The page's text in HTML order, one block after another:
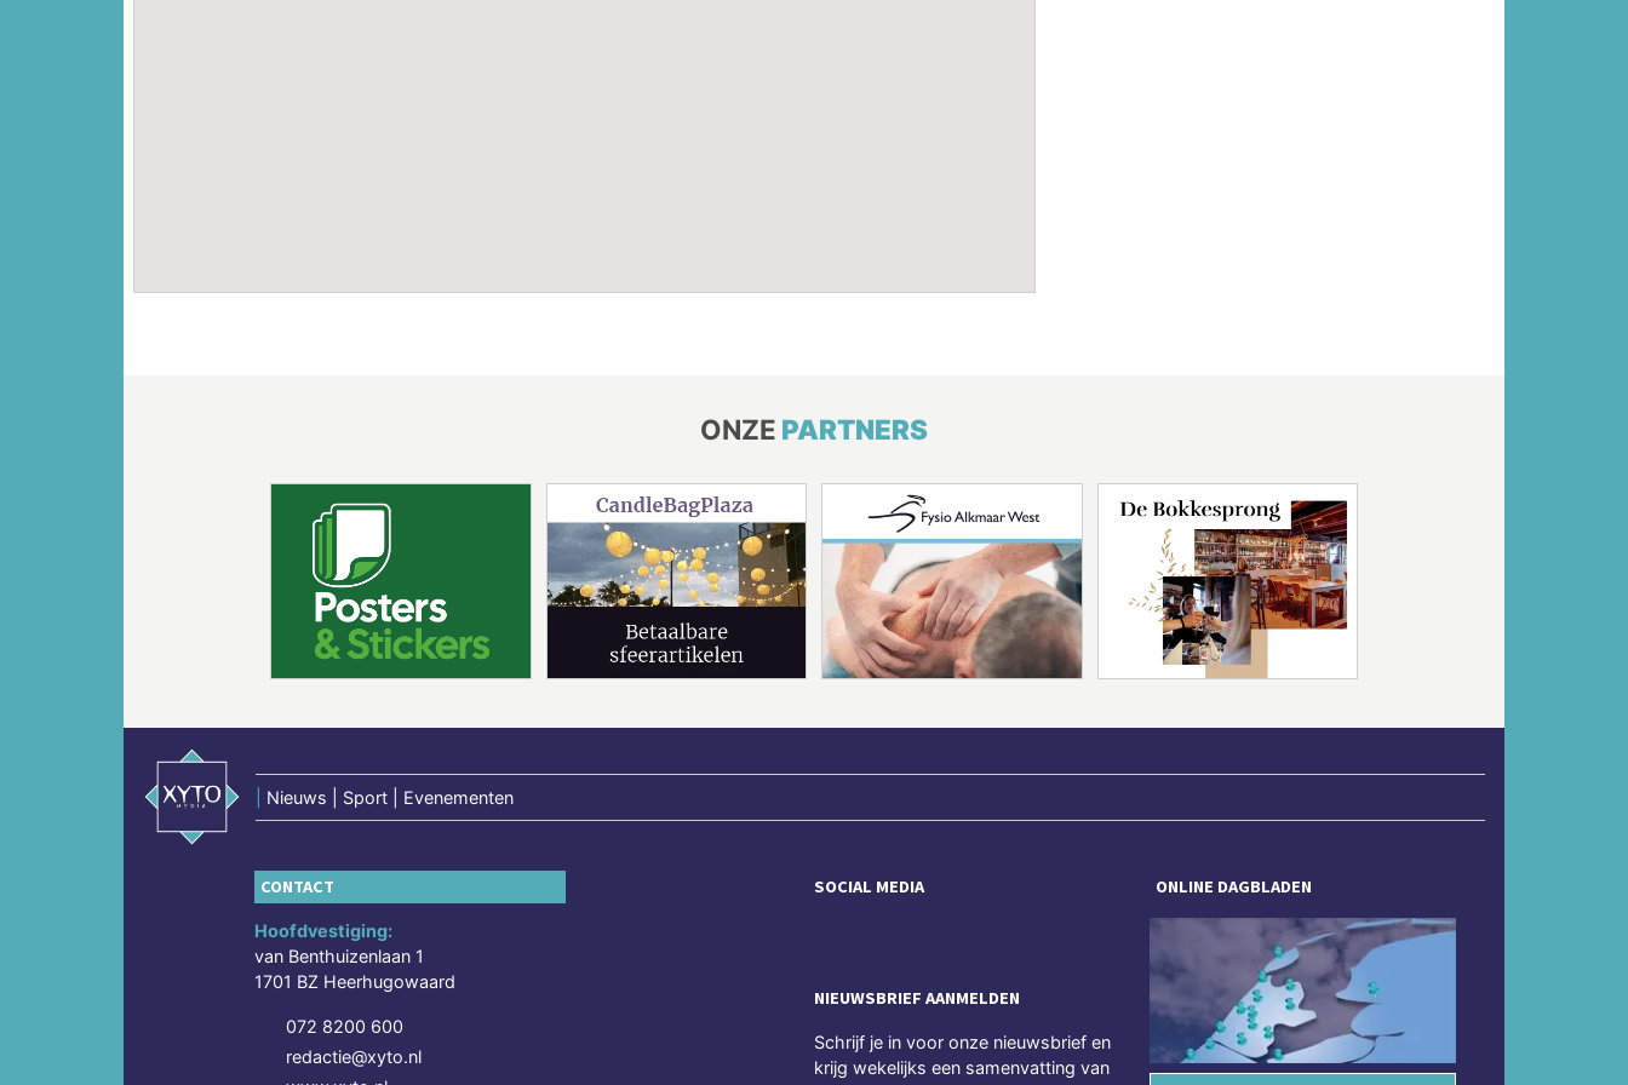
ONZE PARTNERS
Nieuws | Sport | Evenementen
CONTACT
Hoofdvestiging:
van Benthuizenlaan 1
1701 BZ Heerhugowaard
072 8200 600
redactie@xyto.nl
SOCIAL MEDIA
NIEUWSBRIEF AANMELDEN
Schrijf je in voor onze nieuwsbrief en
krijg wekelijks een samenvatting van
ONLINE DAGBLADEN